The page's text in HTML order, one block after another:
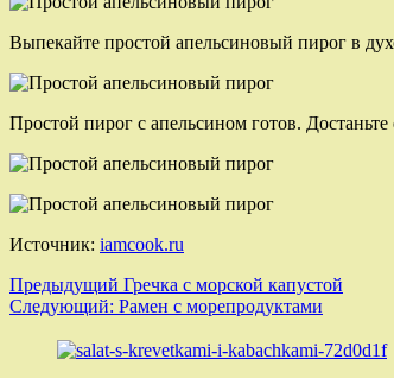
Выпекайте простой апельсиновый пирог в
Простой пирог с апельсином готов.
Источник: iamcook.ru
Навигация
записи
Предыдущий Гречка с морской капустой
Следующий: Рамен с морепродуктами